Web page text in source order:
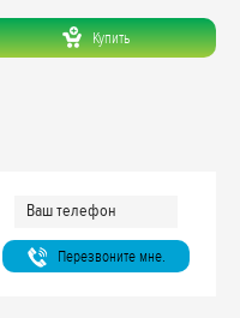
Купить
Перезвоните мне.